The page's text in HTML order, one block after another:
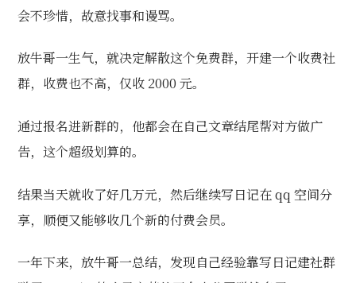
会不珍惜，故意找事和谩骂。
放牛哥一生气，就决定解散这个免费群，开建一个收费社
群，收费也不高，仅收 2000 元。
通过报名进新群的，他都会在自己文章结尾帮对方做广
告，这个超级划算的。
结果当天就收了好几万元，然后继续写日记在 qq 空间分
享，顺便又能够收几个新的付费会员。
一年下来，放牛哥一总结，发现自己经验靠写日记建社群